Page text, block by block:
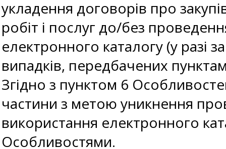
укладення договорів про
робіт і послуг до/без
електронного каталогу (у разі
випадків, передбачених
Згідно з пунктом 6
частини з метою уникнення
використання електронного
Особливостями.